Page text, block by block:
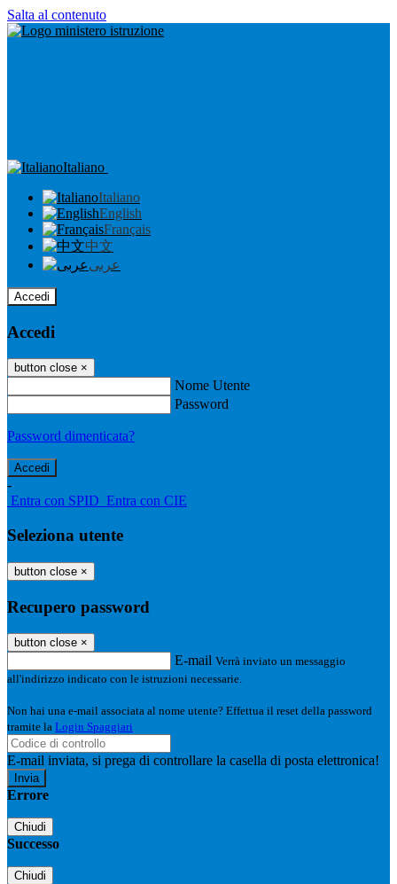
Salta al contenuto
Italiano
Italiano
English
Français
中文
عربى
Accedi
Accedi
button close ×
Nome Utente
Password
Password dimenticata?
-
Entra con SPID Entra con CIE
Seleziona utente
button close ×
Recupero password
button close ×
E-mail Verrà inviato un messaggio
all'indirizzo indicato con le istruzioni necessarie.
Non hai una e-mail associata al nome utente? Effettua il reset della password
tramite la Login Spaggiari
E-mail inviata, si prega di controllare la casella di posta elettronica!
Errore
Chiudi
Successo
Chiudi